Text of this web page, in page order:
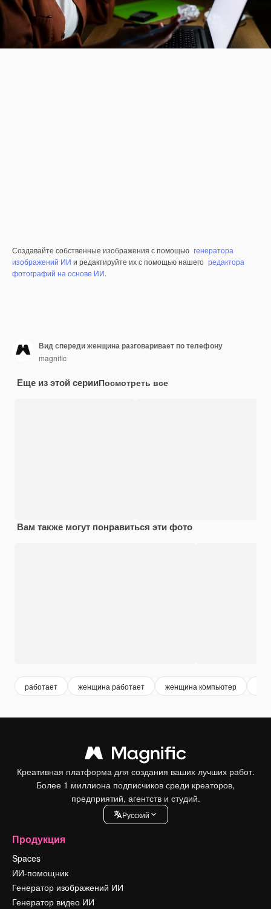
Создавайте собственные изображения с помощью генератора
изображений ИИ и редактируйте их с помощью нашего редактора
фотографий на основе ИИ.
Вид спереди женщина разговаривает по телефону
magnific
Еще из этой серииПосмотреть все
Вам также могут понравиться эти фото
работает женщина работает женщина компьютер
Креативная платформа для создания ваших лучших работ.
Более 1 миллиона подписчиков среди креаторов,
предприятий, агентств и студий.
Pусский
Продукция
Spaces
ИИ-помощник
Генератор изображений ИИ
Генератор видео ИИ